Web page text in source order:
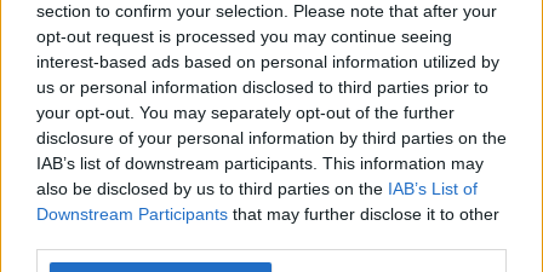
section to confirm your selection. Please note that after your
opt-out request is processed you may continue seeing
interest-based ads based on personal information utilized by
us or personal information disclosed to third parties prior to
your opt-out. You may separately opt-out of the further
disclosure of your personal information by third parties on the
IAB’s list of downstream participants. This information may
also be disclosed by us to third parties on the IAB’s List of
Downstream Participants that may further disclose it to other